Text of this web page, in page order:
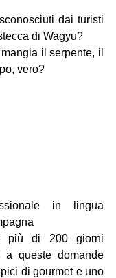
dai turisti
di Wagyu?
il serpente, il
vero?
in lingua
più di 200 giorni
a queste domande
di gourmet e uno